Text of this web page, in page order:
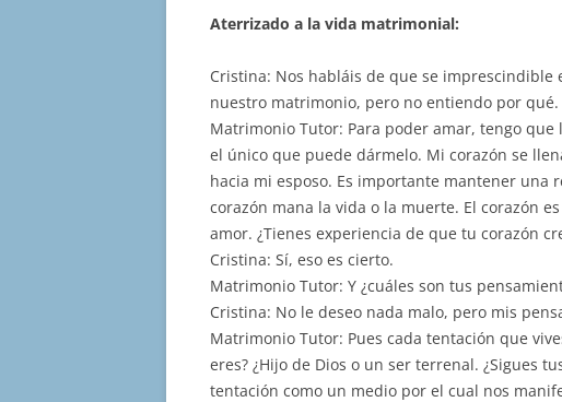
Aterrizado a la vida matrimonial:
Cristina: Nos habláis de que se
nuestro matrimonio, pero no entiendo por qué.
Matrimonio Tutor: Para poder amar, tengo
el único que puede dármelo. Mi corazón se
hacia mi esposo. Es importante mantener una
corazón mana la vida o la muerte. El corazón
amor. ¿Tienes experiencia de que tu corazón
Cristina: Sí, eso es cierto.
Matrimonio Tutor: Y ¿cuáles son tus
Cristina: No le deseo nada malo, pero mis
Matrimonio Tutor: Pues cada tentación que
eres? ¿Hijo de Dios o un ser terrenal. ¿Sigues
tentación como un medio por el cual nos